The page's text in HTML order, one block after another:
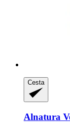
Cesta
Alnatura